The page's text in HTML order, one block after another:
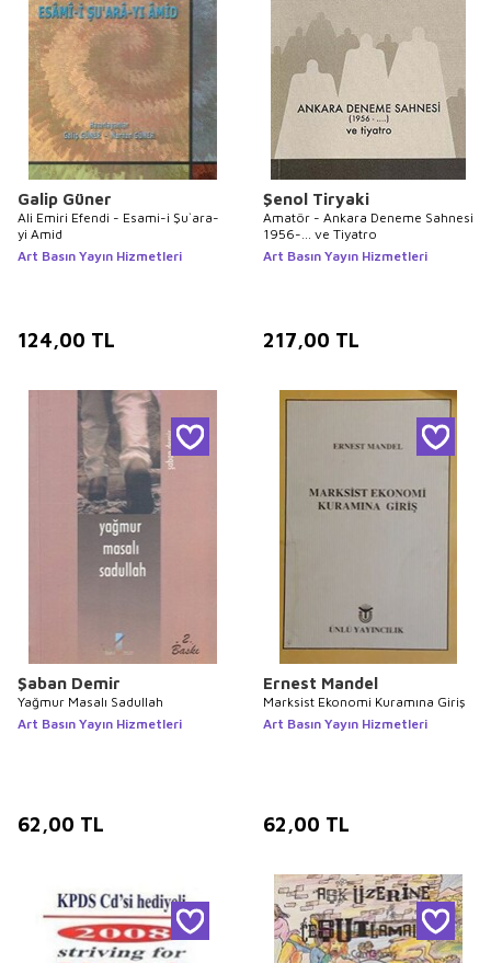
Galip Güner
Ali Emiri Efendi - Esami-i Şu`ara-
yi Amid
Art Basın Yayın Hizmetleri
124,00 TL
Şenol Tiryaki
Amatör - Ankara Deneme Sahnesi
1956-... ve Tiyatro
Art Basın Yayın Hizmetleri
217,00 TL
Şaban Demir
Yağmur Masalı Sadullah
Art Basın Yayın Hizmetleri
62,00 TL
Ernest Mandel
Marksist Ekonomi Kuramına Giriş
Art Basın Yayın Hizmetleri
62,00 TL